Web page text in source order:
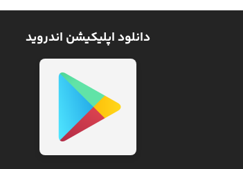
دانلود اپلیکیشن اندروید